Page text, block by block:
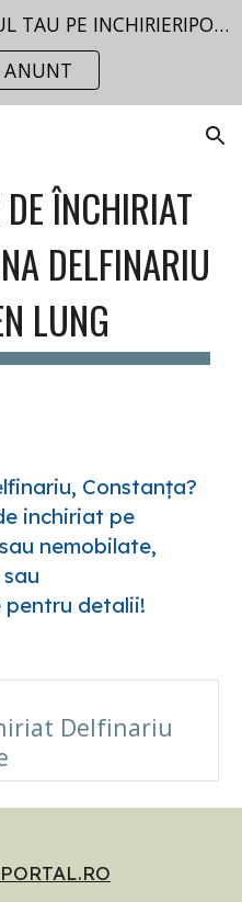
PUBLICA GRATUIT ANUNTUL TAU PE INCHIRIERIPORTAL.RO
ANUNT
ÎNCHIRIAT
DELFINARIU
LUNG
Constanța?
inchiriat pe
nemobilate,
pentru detalii!
Delfinariu